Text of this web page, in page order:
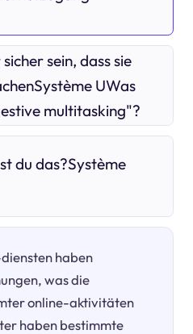
sein, dass sie
UWas
multitasking"?
du das?Système
haben
was die
online-aktivitäten
haben bestimmte